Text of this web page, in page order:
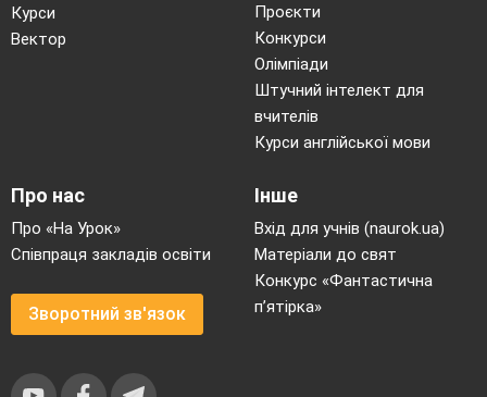
Курси
Вектор
Проєкти
Конкурси
Олімпіади
Штучний інтелект для
вчителів
Курси англійської мови
Про нас
Про «На Урок»
Співпраця закладів освіти
Зворотний зв'язок
Інше
Вхід для учнів (naurok.ua)
Матеріали до свят
Конкурс «Фантастична
п’ятірка»